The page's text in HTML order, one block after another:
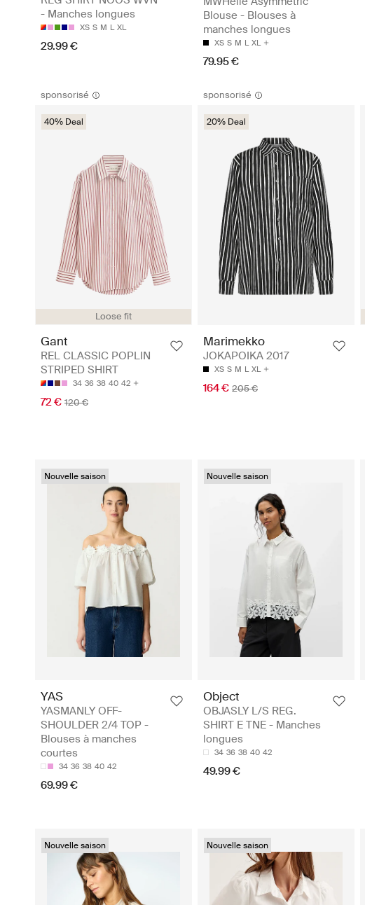
- Manches longues
XS S M L XL
29.99 €
Blouse - Blouses à
manches longues
XS S M L XL
79.95 €
sponsorisé
Loose fit
40% Deal
Gant
REL CLASSIC POPLIN
STRIPED SHIRT
34 36 38 40 42
72 € 120 €
sponsorisé
20% Deal
Marimekko
JOKAPOIKA 2017
XS S M L XL
164 € 205 €
Nouvelle saison
YAS
YASMANLY OFF-
SHOULDER 2/4 TOP -
Blouses à manches
courtes
34 36 38 40 42
69.99 €
Nouvelle saison
Object
OBJASLY L/S REG.
SHIRT E TNE - Manches
longues
34 36 38 40 42
49.99 €
Nouvelle saison Nouvelle saison